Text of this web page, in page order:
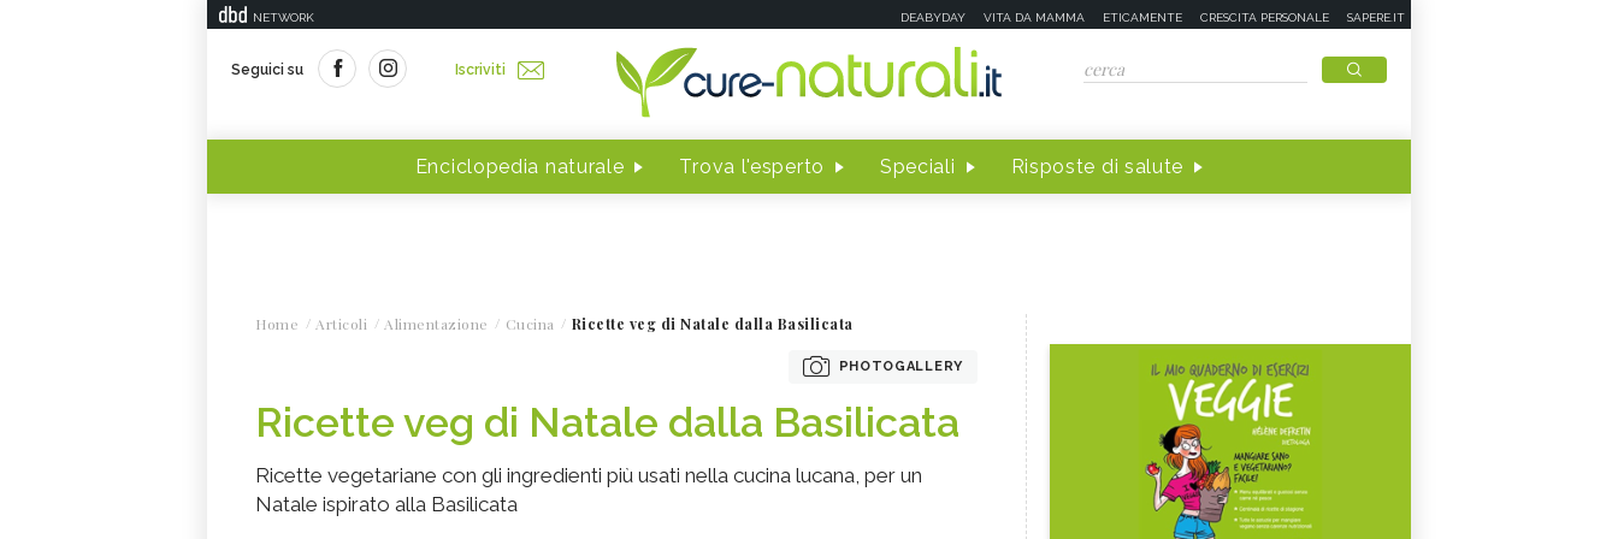
NETWORK DEABYDAY VITA DA MAMMA ETICAMENTE CRESCITA PERSONALE SAPERE.IT
Seguici su Iscriviti
Enciclopedia naturale Trova l'esperto Speciali Risposte di salute
Home Articoli Alimentazione Cucina Ricette veg di Natale dalla Basilicata
PHOTOGALLERY
Ricette veg di Natale dalla Basilicata
Ricette vegetariane con gli ingredienti più usati nella cucina lucana, per un
Natale ispirato alla Basilicata